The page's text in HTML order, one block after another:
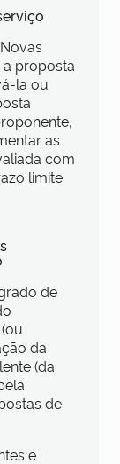
a proposta
la ou
as
com
limite
de
da
(da
de
e